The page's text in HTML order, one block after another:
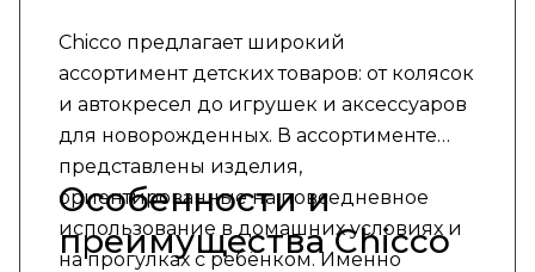
Chicco предлагает широкий
ассортимент детских товаров: от колясок
и автокресел до игрушек и аксессуаров
для новорожденных. В ассортименте
представлены изделия,
ориентированные на повседневное
использование в домашних условиях и
на прогулках с ребёнком. Именно
Особенности и
преимущества Chicco